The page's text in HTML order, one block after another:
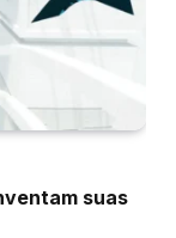
suas